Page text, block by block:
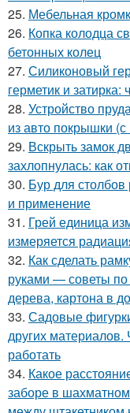
25. Мебельная
26. Копка колодца
бетонных колец
27. Силиконовый
герметик и
28. Устройство
из авто покрышки (с
29. Вскрыть замок
захлопнулась: как
30. Бур для столбов
и применение
31. Грей единица
измеряется
32. Как сделать
руками — советы по
дерева, картона в
33. Садовые
других материалов.
работать
34. Какое
заборе в